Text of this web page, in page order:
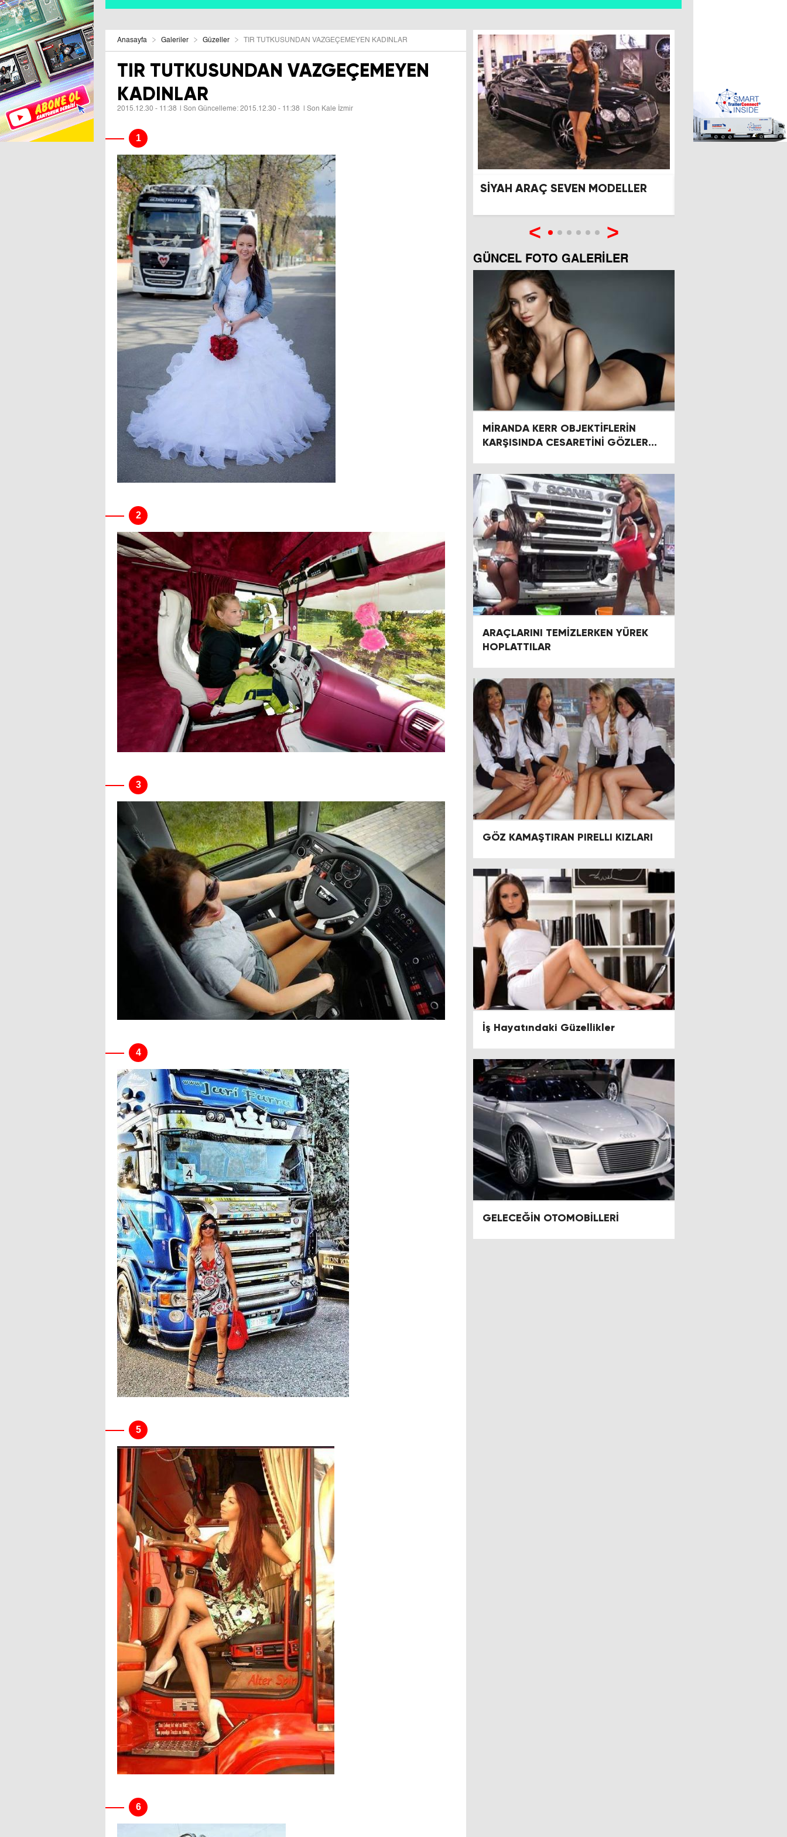
Anasayfa Galeriler Güzeller TIR TUTKUSUNDAN VAZGEÇEMEYEN KADINLAR
TIR TUTKUSUNDAN VAZGEÇEMEYEN
KADINLAR
2015.12.30 - 11:38 | Son Güncelleme:2015.12.30 - 11:38 | Son Kale İzmir
SİYAH ARAÇ SEVEN MODELLER
< >
GÜNCEL FOTO GALERİLER
MİRANDA KERR OBJEKTİFLERİN
KARŞISINDA CESARETİNİ GÖZLER
ARAÇLARINI TEMİZLERKEN YÜREK
HOPLATTILAR
GÖZ KAMAŞTIRAN PIRELLI KIZLARI
İş Hayatındaki Güzellikler
GELECEĞİN OTOMOBİLLERİ